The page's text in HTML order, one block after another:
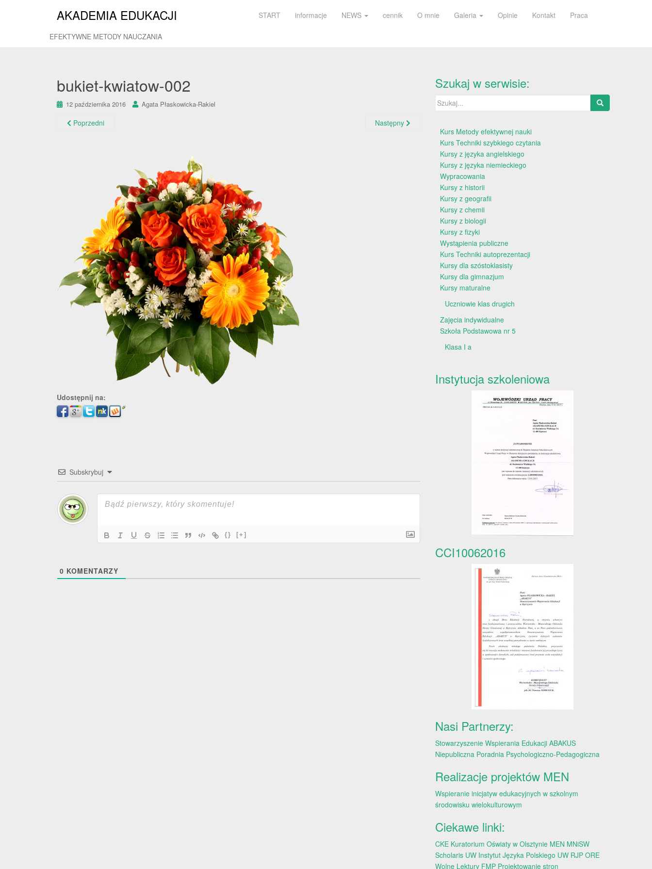
AKADEMIA EDUKACJI
EFEKTYWNE METODY NAUCZANIA
START informacje NEWS cennik O mnie Galeria Opinie Kontakt Praca
bukiet-kwiatow-002
12 października 2016 Agata Płaskowicka-Rakiel
Poprzedni Następny
Udostępnij na:
Subskrybuj
{} [+]
0 KOMENTARZY
Szukaj w serwisie:
Szukaj:
Kurs Metody efektywnej nauki
Kurs Techniki szybkiego czytania
Kursy z języka angielskiego
Kursy z języka niemieckiego
Wypracowania
Kursy z historii
Kursy z geografii
Kursy z chemii
Kursy z biologii
Kursy z fizyki
Wystąpienia publiczne
Kurs Techniki autoprezentacji
Kursy dla szóstoklasisty
Kursy dla gimnazjum
Kursy maturalne
Uczniowie klas drugich
Zajęcia indywidualne
Szkoła Podstawowa nr 5
Klasa I a
Instytucja szkoleniowa
CCI10062016
Nasi Partnerzy:
Stowarzyszenie Wspierania Edukacji ABAKUS
Niepubliczna Poradnia Psychologiczno-Pedagogiczna
Realizacje projektów MEN
Wspieranie inicjatyw edukacyjnych w szkolnym
środowisku wielokulturowym
Ciekawe linki:
CKE Kuratorium Oświaty w Olsztynie MEN MNiSW
Scholaris UW Instytut Języka Polskiego UW RJP ORE
Wolne Lektury FMP Projektowanie stron